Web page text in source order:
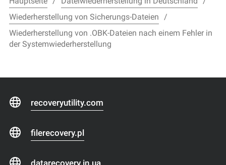
Wiederherstellung von Sicherungs-Dateien
Wiederherstellung von .OBK-Dateien nach einem Fehler in
der Systemwiederherstellung
recoveryutility.com
filerecovery.pl
datarecovery.in.ua